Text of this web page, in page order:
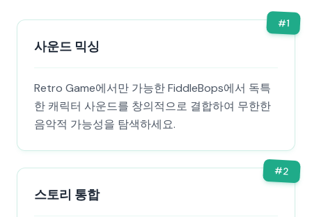
#1
사운드 믹싱
Retro Game에서만 가능한 FiddleBops에서 독특
한 캐릭터 사운드를 창의적으로 결합하여 무한한
음악적 가능성을 탐색하세요.
#2
스토리 통합